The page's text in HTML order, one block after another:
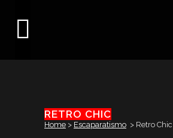
RETRO CHIC
Home > Escaparatismo > Retro Chic